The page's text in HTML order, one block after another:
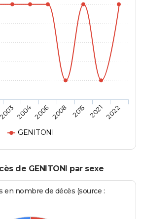
GENITONI
2003200420062008 2015 20212022
de GENITONI par sexe
en nombre de décès (source :